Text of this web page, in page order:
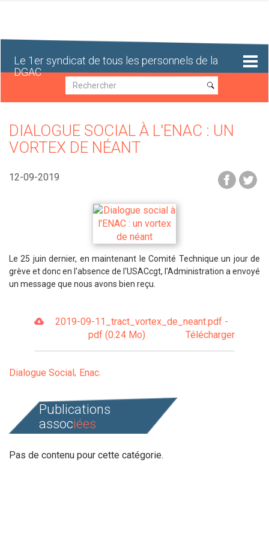
Le 1er syndicat de tous les personnels de la
DGAC
Recherche
Recherche
DIALOGUE SOCIAL À L'ENAC : UN
VORTEX DE NÉANT
12-09-2019
Le 25 juin dernier, en maintenant le Comité Technique un jour de
grève et donc en l'absence de l'USACcgt, l'Administration a envoyé
un message que nous avons bien reçu.
2019-09-11_tract_vortex_de_neant.pdf -
pdf (0.24 Mo)
Télécharger
Dialogue Social Enac
Publications
associées
Pas de contenu pour cette catégorie.